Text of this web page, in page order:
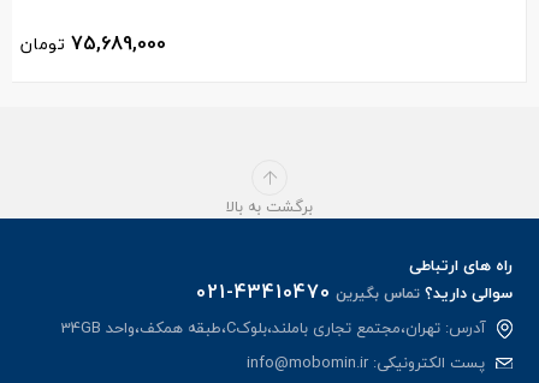
75,689,000 تومان
برگشت به بالا
راه های ارتباطی
سوالی دارید؟تماس بگیرین 021-43410470
آدرس: تهران،مجتمع تجاری باملند،بلوکC،طبقه همکف،واحد 34GB
پست الکترونیکی:info@mobomin.ir